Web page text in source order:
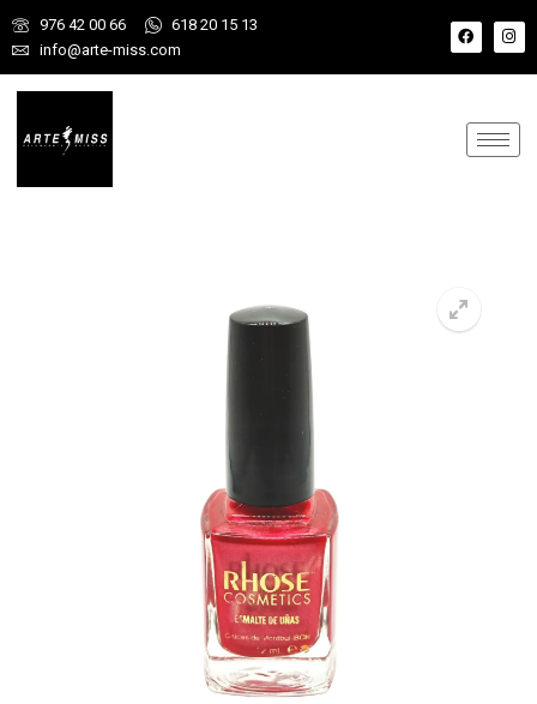
976 42 00 66
618 20 15 13
info@arte-miss.com